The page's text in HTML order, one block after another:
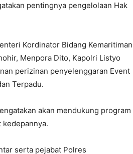
pentingnya pengelolaan Hak
Kordinator Bidang Kemaritiman
Menpora Dito, Kapolri Listyo
perizinan penyelenggaran Event
Terpadu.
akan mendukung program
serta pejabat Polres